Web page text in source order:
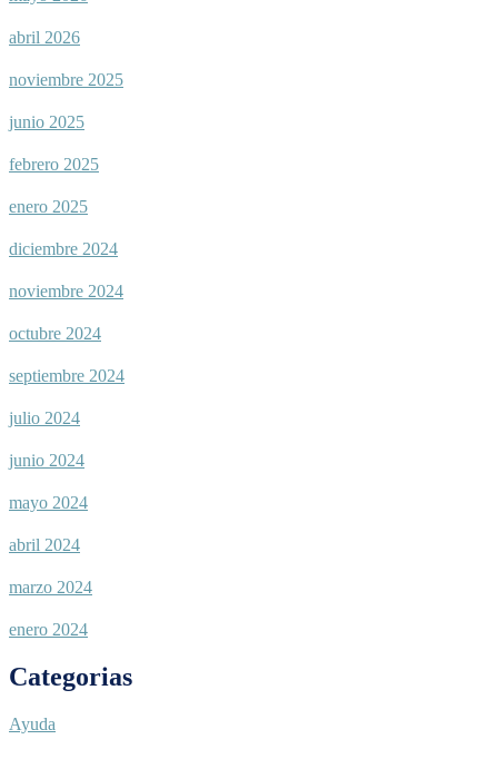
abril 2026
noviembre 2025
junio 2025
febrero 2025
enero 2025
diciembre 2024
noviembre 2024
octubre 2024
septiembre 2024
julio 2024
junio 2024
mayo 2024
abril 2024
marzo 2024
enero 2024
Categorias
Ayuda